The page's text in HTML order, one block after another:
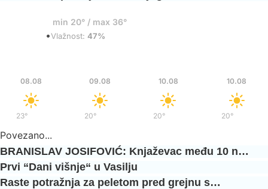
min 20° / max 36°
•Vlažnost: 47%
08.08
23°
09.08
20°/
10.08
20°/
10.08
20°
Povezano...
BRANISLAV JOSIFOVIĆ: Knjaževac među 10 n…
Prvi “Dani višnje“ u Vasilju
Raste potražnja za peletom pred grejnu s…